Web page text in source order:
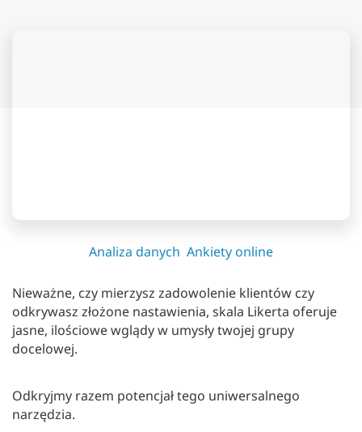
Analiza danych Ankiety online
Nieważne, czy mierzysz zadowolenie klientów czy
odkrywasz złożone nastawienia, skala Likerta oferuje
jasne, ilościowe wglądy w umysły twojej grupy
docelowej.
Odkryjmy razem potencjał tego uniwersalnego
narzędzia.